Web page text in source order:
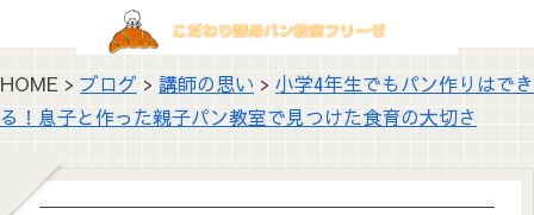
HOME > ブログ > 講師の思い > 小学4年生でもパン作りはでき
る！息子と作った親子パン教室で見つけた食育の大切さ